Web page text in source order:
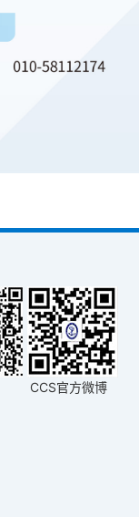
CCS官方微博